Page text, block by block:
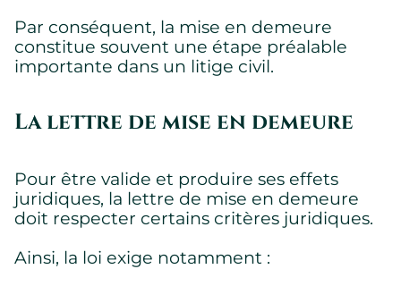
Par conséquent, la mise en demeure
constitue souvent une étape préalable
importante dans un litige civil.
La lettre de mise en demeure
Pour être valide et produire ses effets
juridiques, la lettre de mise en demeure
doit respecter certains critères juridiques.
Ainsi, la loi exige notamment :